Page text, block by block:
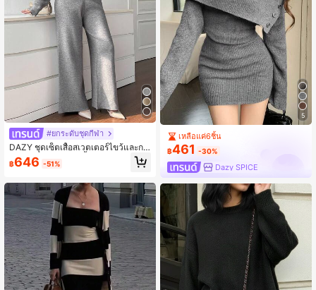
#ยกระดับชุดกีฬา
DAZY ชุดเซ็ตเสื้อสเวตเตอร์ไขว้และกา
งเกงถักของผู้หญิง 2 ชิ้น
฿646 -51%
5
เหลือแค่6ชิ้น
฿461 -30%
Dazy SPICE